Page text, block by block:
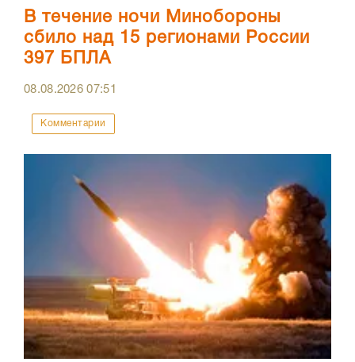
В течение ночи Минобороны
сбило над 15 регионами России
397 БПЛА
08.08.202607:51
Комментарии